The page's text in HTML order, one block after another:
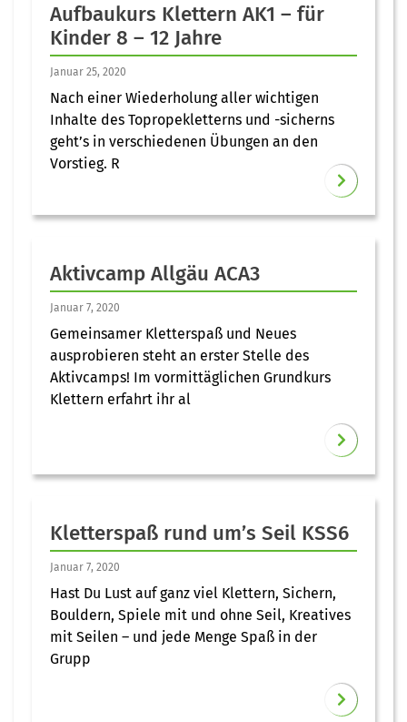
Aufbaukurs Klettern AK1 – für
Kinder 8 – 12 Jahre
Januar 25, 2020
Nach einer Wiederholung aller wichtigen
Inhalte des Topropekletterns und -sicherns
geht’s in verschiedenen Übungen an den
Vorstieg. R
Aktivcamp Allgäu ACA3
Januar 7, 2020
Gemeinsamer Kletterspaß und Neues
ausprobieren steht an erster Stelle des
Aktivcamps! Im vormittäglichen Grundkurs
Klettern erfahrt ihr al
Kletterspaß rund um’s Seil KSS6
Januar 7, 2020
Hast Du Lust auf ganz viel Klettern, Sichern,
Bouldern, Spiele mit und ohne Seil, Kreatives
mit Seilen – und jede Menge Spaß in der
Grupp